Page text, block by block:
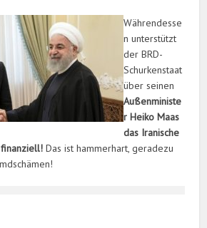
Währendesse
n unterstützt
der BRD-
Schurkenstaat
über seinen
Außenministe
r Heiko Maas
das Iranische
Das ist hammerhart, geradezu